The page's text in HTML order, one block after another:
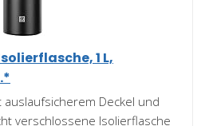
1 L,
auslaufsicherem Deckel und
verschlossene Isolierflasche